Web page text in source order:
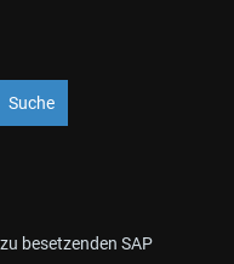
besetzenden SAP